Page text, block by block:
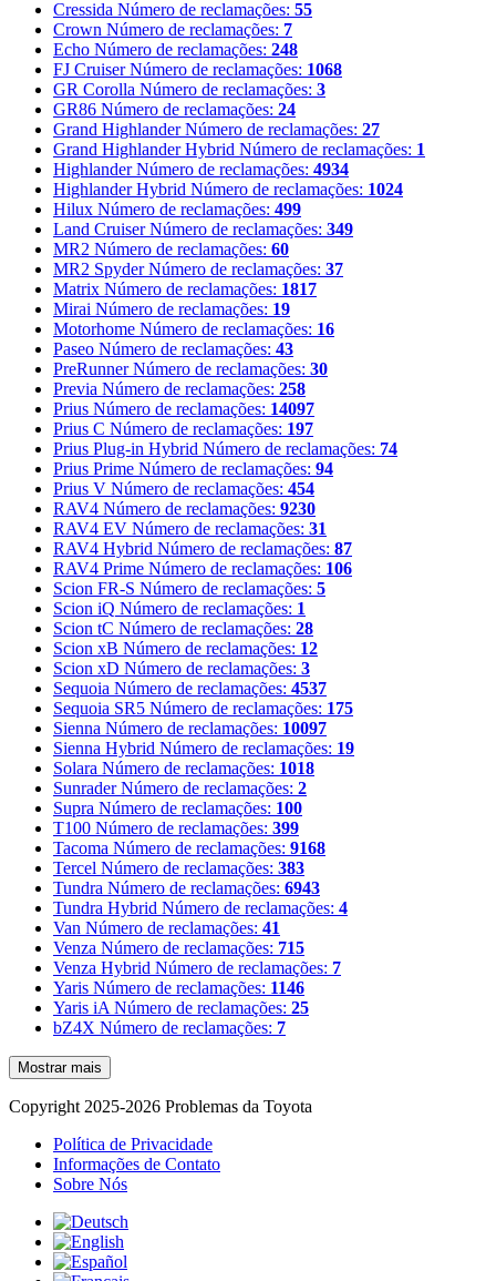
Cressida Número de reclamações: 55
Crown Número de reclamações: 7
Echo Número de reclamações: 248
FJ Cruiser Número de reclamações: 1068
GR Corolla Número de reclamações: 3
GR86 Número de reclamações: 24
Grand Highlander Número de reclamações: 27
Grand Highlander Hybrid Número de reclamações: 1
Highlander Número de reclamações: 4934
Highlander Hybrid Número de reclamações: 1024
Hilux Número de reclamações: 499
Land Cruiser Número de reclamações: 349
MR2 Número de reclamações: 60
MR2 Spyder Número de reclamações: 37
Matrix Número de reclamações: 1817
Mirai Número de reclamações: 19
Motorhome Número de reclamações: 16
Paseo Número de reclamações: 43
PreRunner Número de reclamações: 30
Previa Número de reclamações: 258
Prius Número de reclamações: 14097
Prius C Número de reclamações: 197
Prius Plug-in Hybrid Número de reclamações: 74
Prius Prime Número de reclamações: 94
Prius V Número de reclamações: 454
RAV4 Número de reclamações: 9230
RAV4 EV Número de reclamações: 31
RAV4 Hybrid Número de reclamações: 87
RAV4 Prime Número de reclamações: 106
Scion FR-S Número de reclamações: 5
Scion iQ Número de reclamações: 1
Scion tC Número de reclamações: 28
Scion xB Número de reclamações: 12
Scion xD Número de reclamações: 3
Sequoia Número de reclamações: 4537
Sequoia SR5 Número de reclamações: 175
Sienna Número de reclamações: 10097
Sienna Hybrid Número de reclamações: 19
Solara Número de reclamações: 1018
Sunrader Número de reclamações: 2
Supra Número de reclamações: 100
T100 Número de reclamações: 399
Tacoma Número de reclamações: 9168
Tercel Número de reclamações: 383
Tundra Número de reclamações: 6943
Tundra Hybrid Número de reclamações: 4
Van Número de reclamações: 41
Venza Número de reclamações: 715
Venza Hybrid Número de reclamações: 7
Yaris Número de reclamações: 1146
Yaris iA Número de reclamações: 25
bZ4X Número de reclamações: 7
Mostrar mais
Copyright 2025-2026 Problemas da Toyota
Política de Privacidade
Informações de Contato
Sobre Nós